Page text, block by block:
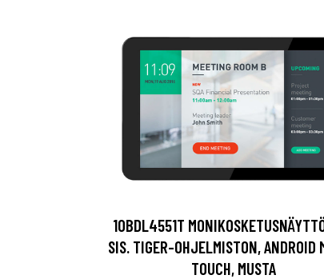
10BDL4551T
SIS. TIGER-OHJELMISTON, ANDROID
TOUCH, MUSTA